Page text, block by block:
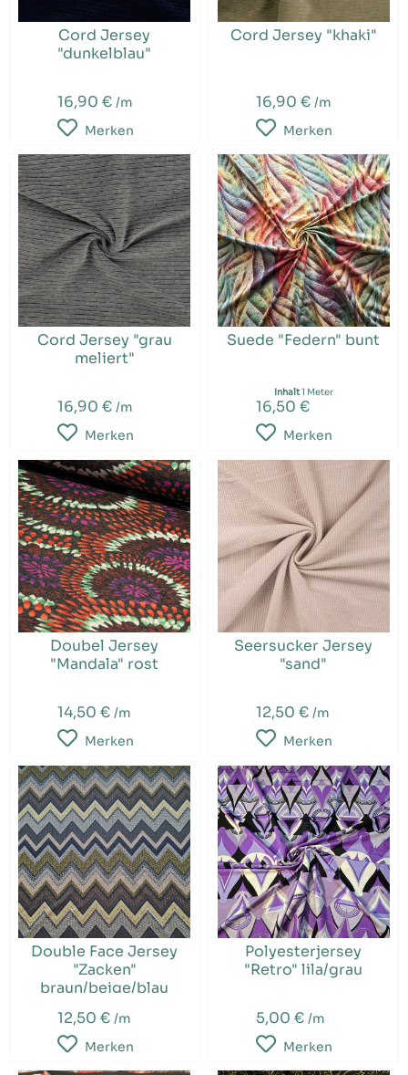
Cord Jersey
"dunkelblau"
16,90 € /m
Merken
Cord Jersey "khaki"
16,90 €/m
Merken
Cord Jersey "grau
meliert"
16,90 € /m
Merken
Suede "Federn" bunt
Inhalt1 Meter
16,50 €
Merken
Doubel Jersey
"Mandala" rost
14,50 € /m
Merken
Seersucker Jersey
"sand"
12,50 €/m
Merken
Double Face Jersey
"Zacken"
braun/beige/blau
12,50 € /m
Merken
Polyesterjersey
"Retro" lila/grau
5,00 €/m
Merken